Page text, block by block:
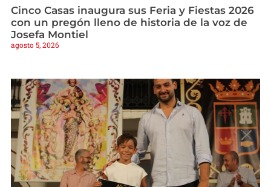
Cinco Casas inaugura sus Feria y Fiestas 2026
con un pregón lleno de historia de la voz de
Josefa Montiel
agosto 5, 2026